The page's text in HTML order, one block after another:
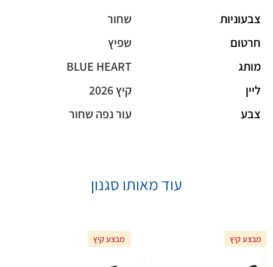
צבעוניות
שחור
חרטום
שפיץ
מותג
BLUE HEART
ליין
קיץ 2026
צבע
עור נפה שחור
עוד מאותו סגנון
מבצע קיץ מבצע קיץ